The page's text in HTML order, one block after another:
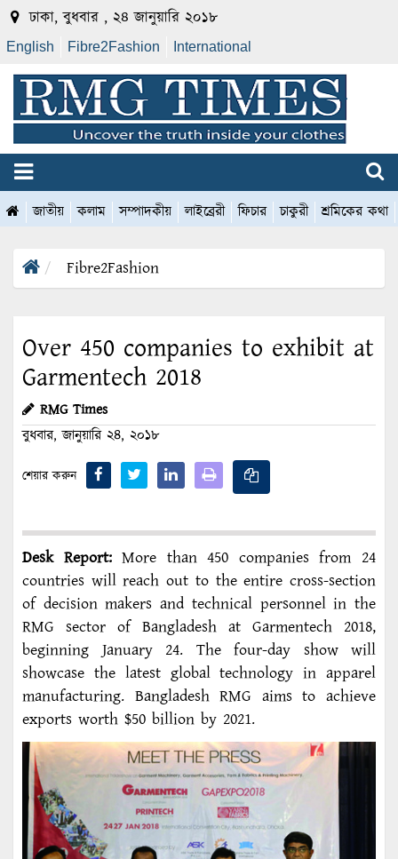
ঢাকা, বুধবার , ২৪ জানুয়ারি ২০১৮
English Fibre2Fashion International
জাতীয় কলাম সম্পাদকীয় লাইব্রেরী ফিচার চাকুরী শ্রমিকের কথা
Fibre2Fashion
Over 450 companies to exhibit at
Garmentech 2018
RMG Times
বুধবার, জানুয়ারি ২৪, ২০১৮
শেয়ার করুন
Desk Report:More than 450 companies from 24
countries will reach out to the entire cross-section
of decision makers and technical personnel in the
RMG sector of Bangladesh at Garmentech 2018,
beginning January 24. The four-day show will
showcase the latest global technology in apparel
manufacturing. Bangladesh RMG aims to achieve
exports worth $50 billion by 2021.